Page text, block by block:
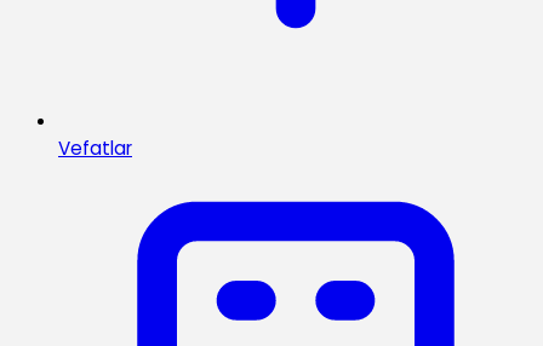
Vefatlar